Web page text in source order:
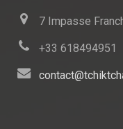
7 Impasse
+33 618494951